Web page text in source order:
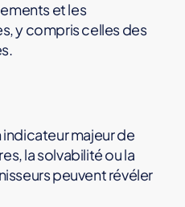
et les
y compris celles des
indicateur majeur de
la solvabilité ou la
peuvent révéler